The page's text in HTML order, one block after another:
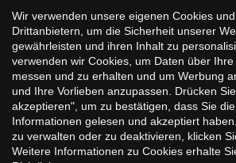
Copyright © 2026 Urbane
Rechtshinweis der
Cookie-Richtlinie
byiEstrategic
Wir verwenden unsere eigenen Cookies
Drittanbietern, um die Sicherheit unserer
gewährleisten und ihren Inhalt zu
verwenden wir Cookies, um Daten über
messen und zu erhalten und um Werbung
und Ihre Vorlieben anzupassen. Drücken
akzeptieren", um zu bestätigen, dass Sie
Informationen gelesen und akzeptiert
zu verwalten oder zu deaktivieren, klicken
Weitere Informationen zu Cookies erhalte